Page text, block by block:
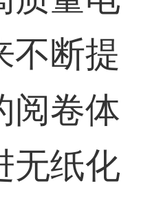
不断提
阅卷体
无纸化